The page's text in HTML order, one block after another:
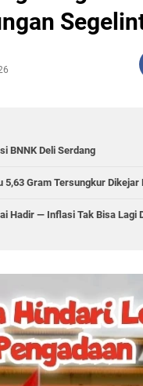
BNNK Deli Serdang
5,63 Gram Tersungkur Dikejar
Hadir — Inflasi Tak Bisa Lagi